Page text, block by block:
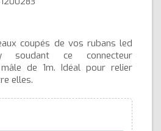
coupés de vos rubans led
soudant ce connecteur
de 1m. Idéal pour relier
elles.